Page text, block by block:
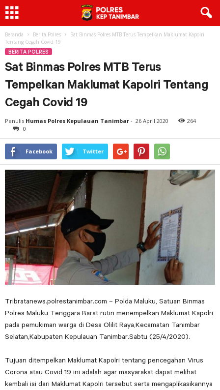
Beranda Berita Polres
Sat Binmas Polres MTB Terus Tempelkan Maklumat Kapolri
Tentang Cegah Covid 19
BERITA POLRES
Sat Binmas Polres MTB Terus
Tempelkan Maklumat Kapolri Tentang
Cegah Covid 19
Penulis Humas Polres Kepulauan Tanimbar - 26 April 2020
264
0
Facebook Twitter
Tribratanews.polrestanimbar.com – Polda Maluku, Satuan Binmas
Polres Maluku Tenggara Barat rutin menempelkan Maklumat Kapolri
pada pemukiman warga di Desa Olilit Raya,Kecamatan Tanimbar
Selatan,Kabupaten Kepulauan Tanimbar.Sabtu (25/4/2020).
Tujuan ditempelkan Maklumat Kapolri tentang pencegahan Virus
Corona atau Covid 19 ini adalah agar masyarakat dapat melihat
kembali isi dari Maklumat Kapolri tersebut serta mengaplikasikannya